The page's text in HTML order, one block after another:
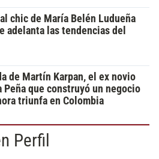
chic de María Belén Ludueña
adelanta las tendencias del
de Martín Karpan, el ex novio
Peña que construyó un negocio
triunfa en Colombia
Perfil